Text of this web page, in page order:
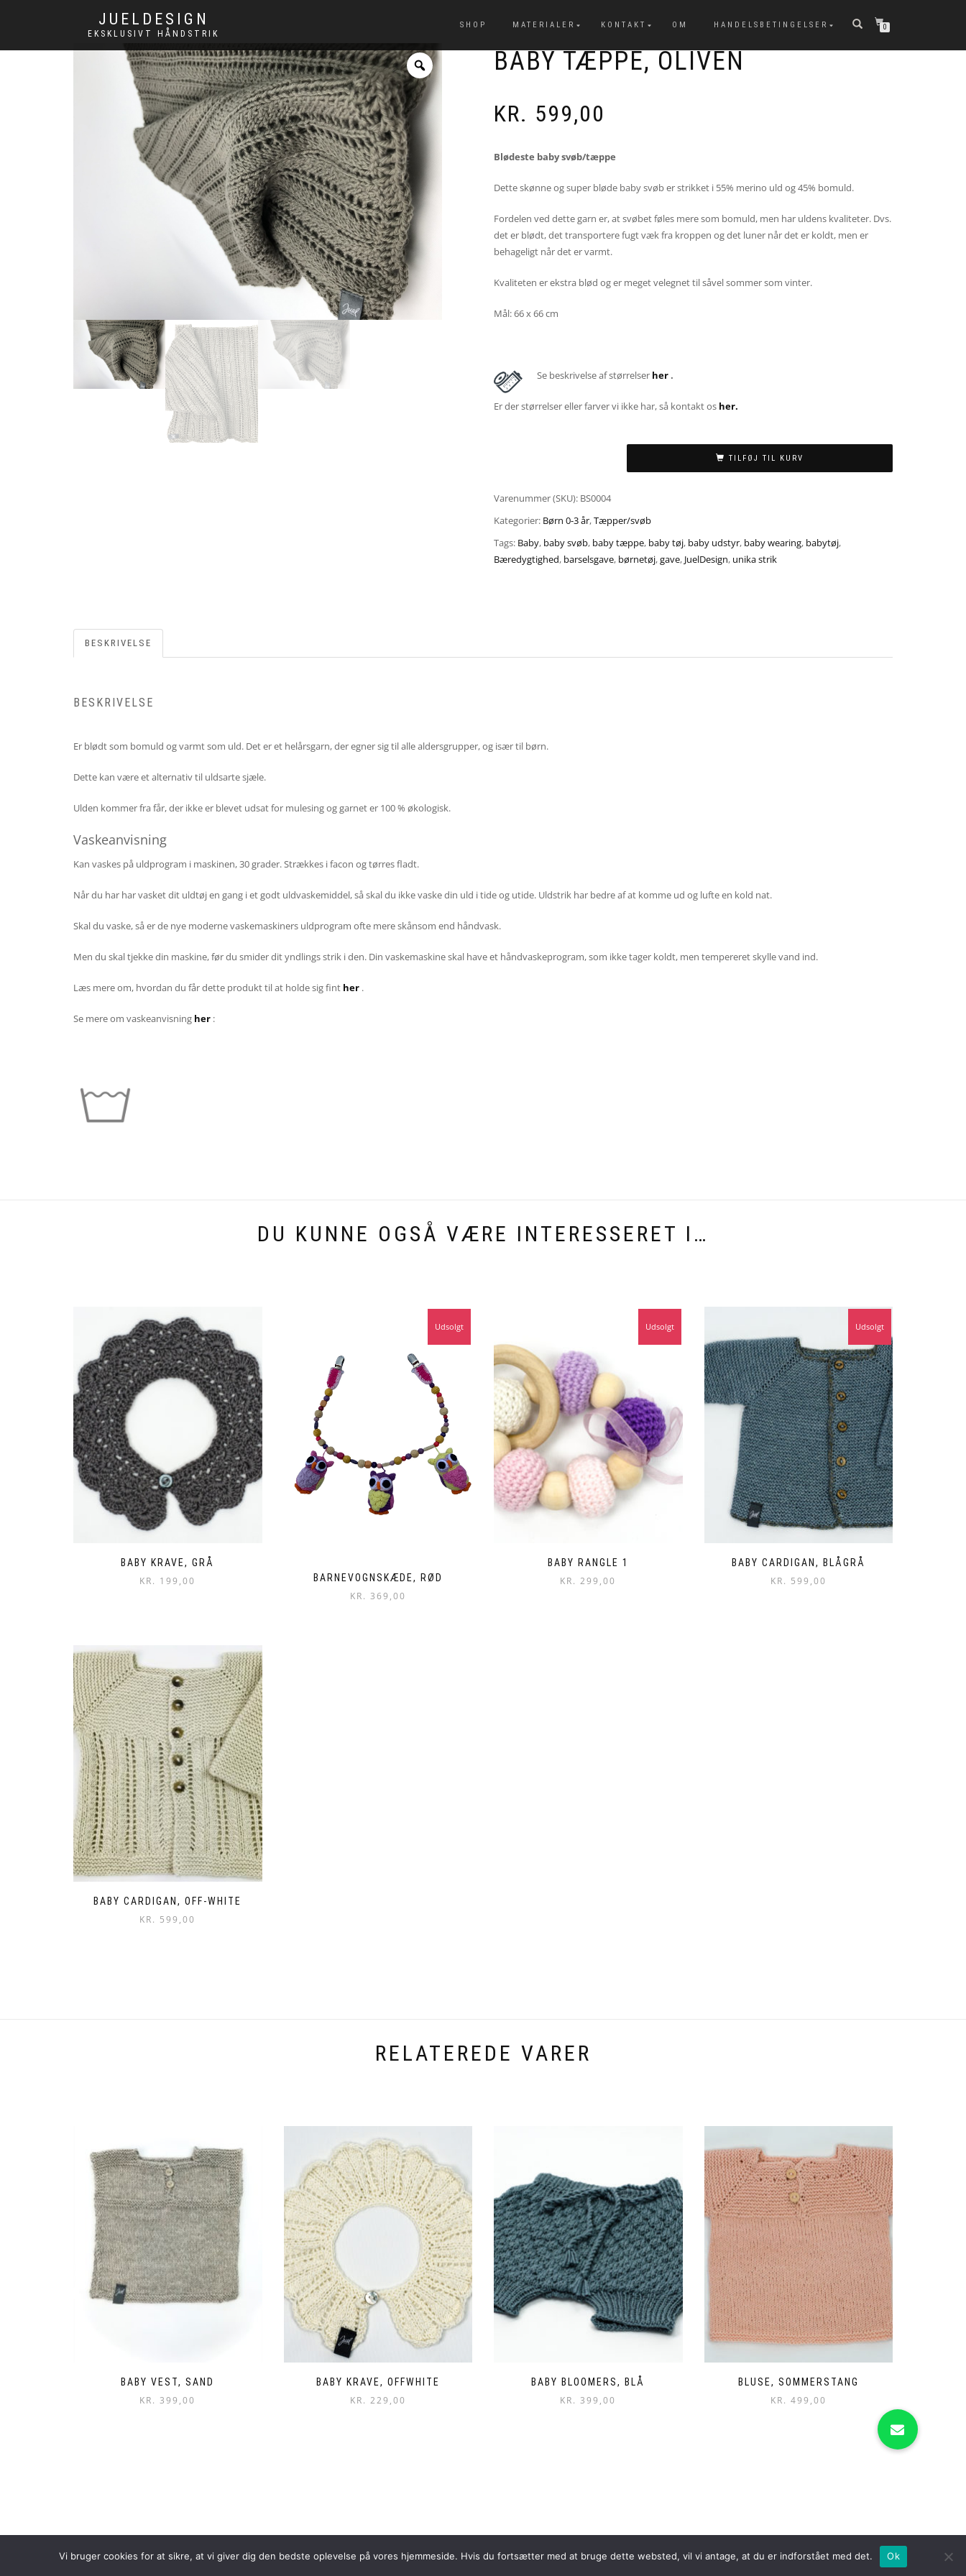
JUELDESIGN
EKSKLUSIVT HÅNDSTRIK
SHOP MATERIALER KONTAKT OM HANDELSBETINGELSER 0
BABY TÆPPE, OLIVEN
KR. 599,00
Blødeste baby svøb/tæppe
Dette skønne og super bløde baby svøb er strikket i 55% merino uld og 45% bomuld.
Fordelen ved dette garn er, at svøbet føles mere som bomuld, men har uldens kvaliteter. Dvs.
det er blødt, det transportere fugt væk fra kroppen og det luner når det er koldt, men er
behageligt når det er varmt.
Kvaliteten er ekstra blød og er meget velegnet til såvel sommer som vinter.
Mål: 66 x 66 cm
Se beskrivelse af størrelser her.
Er der størrelser eller farver vi ikke har, så kontakt os her.
TILFØJ TIL KURV
Varenummer (SKU): BS0004
Kategorier: Børn 0-3 år,Tæpper/svøb
Tags: Baby, baby svøb, baby tæppe, baby tøj, baby udstyr, baby wearing, babytøj,
Bæredygtighed, barselsgave, børnetøj,gave, JuelDesign, unika strik
BESKRIVELSE
BESKRIVELSE
Er blødt som bomuld og varmt som uld. Det er et helårsgarn, der egner sig til alle aldersgrupper, og især til børn.
Dette kan være et alternativ til uldsarte sjæle.
Ulden kommer fra får, der ikke er blevet udsat for mulesing og garnet er 100 % økologisk.
Vaskeanvisning
Kan vaskes på uldprogram i maskinen, 30 grader. Strækkes i facon og tørres fladt.
Når du har har vasket dit uldtøj en gang i et godt uldvaskemiddel, så skal du ikke vaske din uld i tide og utide. Uldstrik har bedre af at komme ud og lufte en kold nat.
Skal du vaske, så er de nye moderne vaskemaskiners uldprogram ofte mere skånsom end håndvask.
Men du skal tjekke din maskine, før du smider dit yndlings strik i den. Din vaskemaskine skal have et håndvaskeprogram, som ikke tager koldt, men tempereret skylle vand ind.
Læs mere om, hvordan du får dette produkt til at holde sig fint her .
Se mere om vaskeanvisning her :
DU KUNNE OGSÅ VÆRE INTERESSERET I…
BABY KRAVE, GRÅ
KR. 199,00 BARNEVOGNSKÆDE, RØD
KR. 369,00
Udsolgt
BABY RANGLE 1
KR. 299,00
Udsolgt
BABY CARDIGAN, BLÅGRÅ
KR. 599,00
Udsolgt
BABY CARDIGAN, OFF-WHITE
KR. 599,00
RELATEREDE VARER
BABY VEST, SAND
KR. 399,00
BABY KRAVE, OFFWHITE
KR. 229,00
BABY BLOOMERS, BLÅ
KR. 399,00
BLUSE, SOMMERSTANG
KR. 499,00
Vi bruger cookies for at sikre, at vi giver dig den bedste oplevelse på vores hjemmeside. Hvis du fortsætter med at bruge dette websted, vil vi antage, at du er indforstået med det. Ok